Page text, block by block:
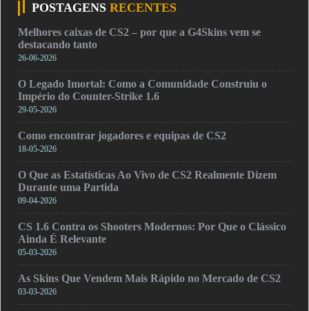
POSTAGENS RECENTES
Melhores caixas de CS2 – por que a G4Skins vem se
destacando tanto
26-06-2026
O Legado Imortal: Como a Comunidade Construiu o
Império do Counter-Strike 1.6
29-05-2026
Como encontrar jogadores e equipas de CS2
18-05-2026
O Que as Estatísticas Ao Vivo de CS2 Realmente Dizem
Durante uma Partida
09-04-2026
CS 1.6 Contra os Shooters Modernos: Por Que o Clássico
Ainda É Relevante
05-03-2026
As Skins Que Vendem Mais Rápido no Mercado de CS2
03-03-2026